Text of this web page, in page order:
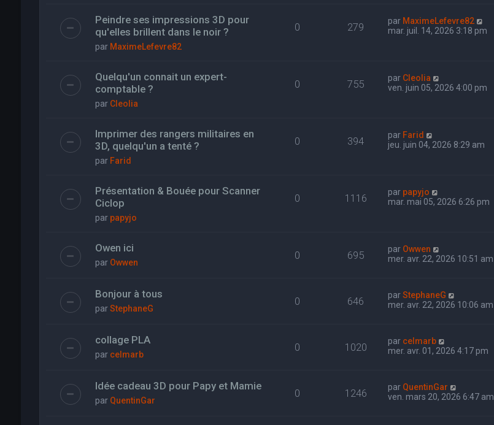
Peindre ses impressions 3D pour
qu'elles brillent dans le noir ?
par MaximeLefevre82
0 279 par MaximeLefevre82
mar. juil. 14, 2026 3:18 pm
Quelqu'un connait un expert-
comptable ?
par Cleolia
0 755 par Cleolia
ven. juin 05, 2026 4:00 pm
Imprimer des rangers militaires en
3D, quelqu'un a tenté ?
par Farid
0 394 par Farid
jeu. juin 04, 2026 8:29 am
Présentation & Bouée pour Scanner
Ciclop
par papyjo
0 1116 par papyjo
mar. mai 05, 2026 6:26 pm
Owen ici
par Owwen
0 695 par Owwen
mer. avr. 22, 2026 10:51 am
Bonjour à tous
parStephaneG
0 646 parStephaneG
mer. avr. 22, 2026 10:06 am
collage PLA
par celmarb
0 1020 par celmarb
mer. avr. 01, 2026 4:17 pm
Idée cadeau 3D pour Papy et Mamie
par QuentinGar
0 1246 par QuentinGar
ven. mars 20, 2026 6:47 am